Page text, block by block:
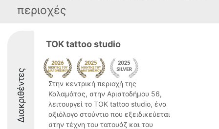
περιοχές
Διακριθέντες
TOK tattoo studio
Στην κεντρική περιοχή της
Καλαμάτας, στην Αριστοδήμου 56,
λειτουργεί το TOK tattoo studio, ένα
αξιόλογο στούντιο που εξειδικεύεται
στην τέχνη του τατουάζ και του